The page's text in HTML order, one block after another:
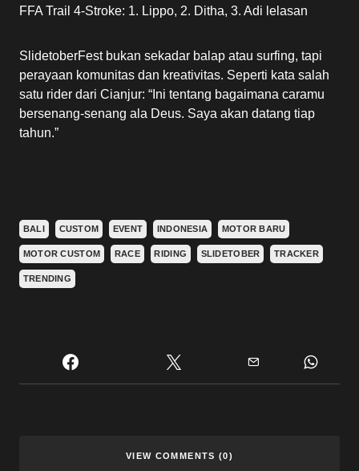
FFA Trail 4-Stroke: 1. Lippo, 2. Ditha, 3. Adi lelasan
SlidetoberFest bukan sekadar balap atau surfing, tapi
perayaan komunitas dan kreativitas. Seperti kata salah
satu rider dari Cianjur: “Ini tentang bagaimana caramu
bersenang-senang ala Deus. Saya akan datang tiap
tahun.”
BALI CUSTOM EVENT INDONESIA MOTOR BARU
MOTOR CUSTOM RACE RIDING SLIDETOBER TRACKER
TRENDING
VIEW COMMENTS (0)